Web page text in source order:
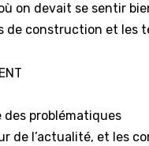
on devait se sentir
construction et les
des problématiques
de l’actualité, et les